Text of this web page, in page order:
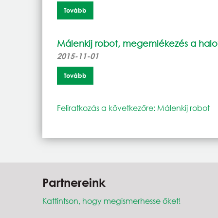
Tovább
Málenkij robot, megemlékezés a
2015-11-01
Tovább
Feliratkozás a következőre: Málenkij robot
Partnereink
Kattintson, hogy megismerhesse őket!